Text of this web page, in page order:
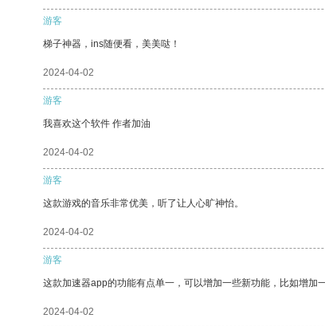
游客
梯子神器，ins随便看，美美哒！
2024-04-02
游客
我喜欢这个软件 作者加油
2024-04-02
游客
这款游戏的音乐非常优美，听了让人心旷神怡。
2024-04-02
游客
这款加速器app的功能有点单一，可以增加一些新功能，比如增加
2024-04-02